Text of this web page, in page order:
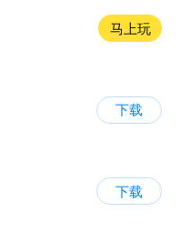
马上玩
下载
下载